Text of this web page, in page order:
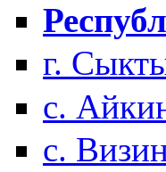
г.
с.
с.